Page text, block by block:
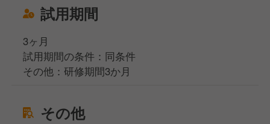
試用期間
3ヶ月
試用期間の条件：同条件
その他：研修期間3か月
その他